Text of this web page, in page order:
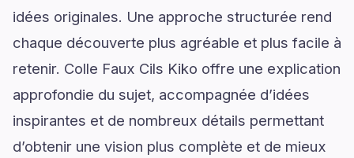
idées originales. Une approche structurée rend
chaque découverte plus agréable et plus facile à
retenir. Colle Faux Cils Kiko offre une explication
approfondie du sujet, accompagnée d’idées
inspirantes et de nombreux détails permettant
d’obtenir une vision plus complète et de mieux